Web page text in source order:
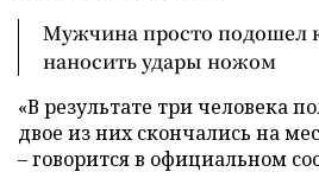
Мужчина просто подошел
наносить удары ножом
«В результате три человека
двое из них скончались на
– говорится в официальном